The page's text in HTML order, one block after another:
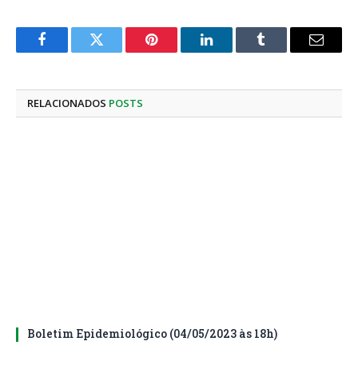
FacebookTwitter Pinterest LinkedInTumblr
E-
RELACIONADOS POSTS
Boletim Epidemiológico (04/05/2023 às 18h)